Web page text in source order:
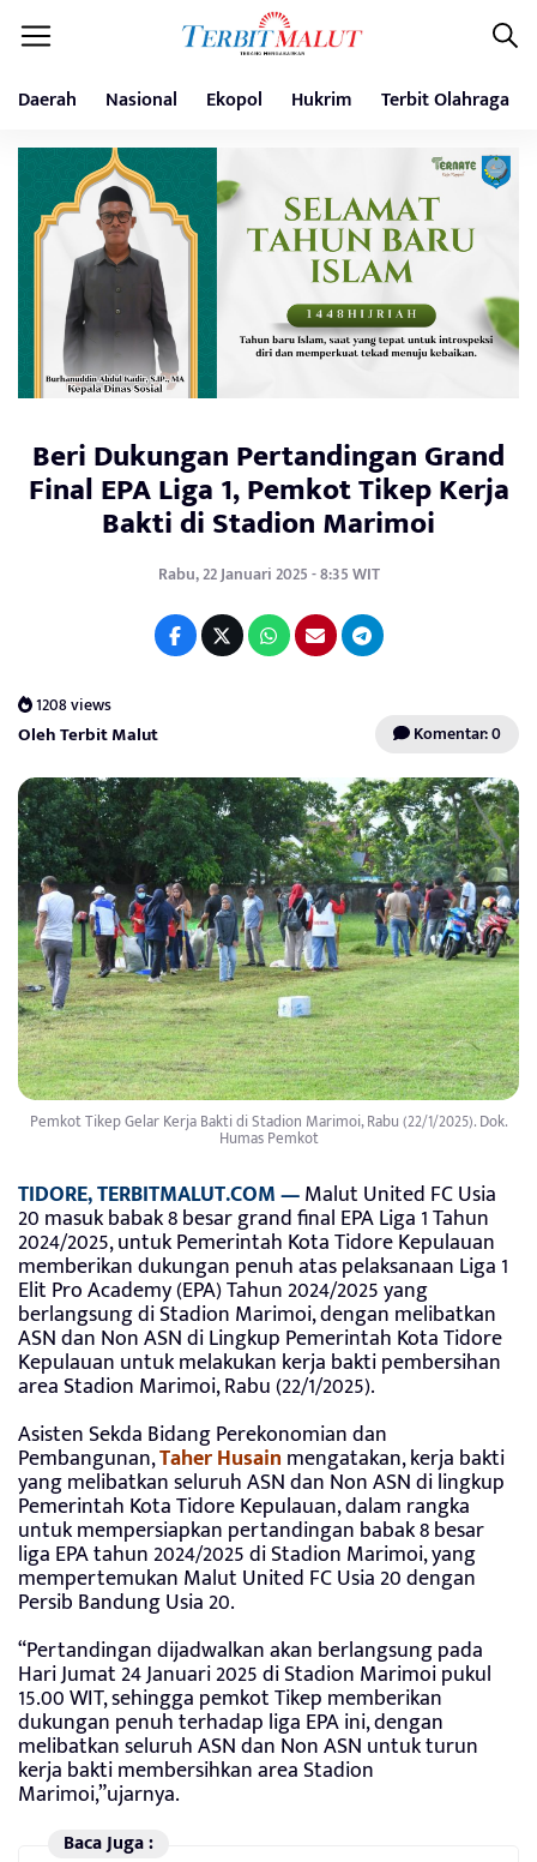
Daerah Nasional Ekopol Hukrim Terbit Olahraga
Beri Dukungan Pertandingan Grand
Final EPA Liga 1, Pemkot Tikep Kerja
Bakti di Stadion Marimoi
Rabu, 22 Januari 2025 - 8:35 WIT
1208 views
Oleh Terbit Malut Komentar: 0
Pemkot Tikep Gelar Kerja Bakti di Stadion Marimoi, Rabu (22/1/2025). Dok.
Humas Pemkot
TIDORE, TERBITMALUT.COM —Malut United FC Usia
20 masuk babak 8 besar grand final EPA Liga 1 Tahun
2024/2025, untuk Pemerintah Kota Tidore Kepulauan
memberikan dukungan penuh atas pelaksanaan Liga 1
Elit Pro Academy (EPA) Tahun 2024/2025 yang
berlangsung di Stadion Marimoi, dengan melibatkan
ASN dan Non ASN di Lingkup Pemerintah Kota Tidore
Kepulauan untuk melakukan kerja bakti pembersihan
area Stadion Marimoi, Rabu (22/1/2025).
Asisten Sekda Bidang Perekonomian dan
Pembangunan,Taher Husain mengatakan, kerja bakti
yang melibatkan seluruh ASN dan Non ASN di lingkup
Pemerintah Kota Tidore Kepulauan, dalam rangka
untuk mempersiapkan pertandingan babak 8 besar
liga EPA tahun 2024/2025 di Stadion Marimoi, yang
mempertemukan Malut United FC Usia 20 dengan
Persib Bandung Usia 20.
“Pertandingan dijadwalkan akan berlangsung pada
Hari Jumat 24 Januari 2025 di Stadion Marimoi pukul
15.00 WIT, sehingga pemkot Tikep memberikan
dukungan penuh terhadap liga EPA ini, dengan
melibatkan seluruh ASN dan Non ASN untuk turun
kerja bakti membersihkan area Stadion
Marimoi,”ujarnya.
Baca Juga :